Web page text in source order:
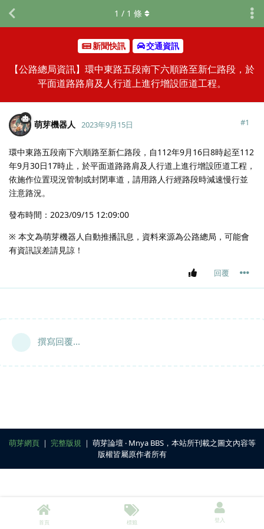
新聞快訊 交通資訊
【公路總局資訊】環中東路五段南下六順路至新仁路段，於
平面道路路肩及人行道上進行增設匝道工程。
1 / 1 條
萌芽機器人 2023年9月15日 #1
環中東路五段南下六順路至新仁路段，自112年9月16日8時起至112
年9月30日17時止，於平面道路路肩及人行道上進行增設匝道工程，
依施作位置現況管制或封閉車道，請用路人行經路段時減速慢行並
注意路況。
發布時間：2023/09/15 12:09:00
※ 本文為萌芽機器人自動推播訊息，資料來源為公路總局，可能會
有資訊誤差請見諒！
回覆
撰寫回覆...
萌芽網頁｜ 完整版規 ｜ 萌芽論壇 ‧ Mnya BBS，本站所刊載之圖文內容等
版權皆屬原作者所有
首頁 標籤 登入